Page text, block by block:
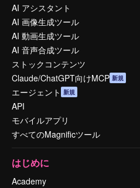
AI アシスタント
AI 画像生成ツール
AI 動画生成ツール
AI 音声合成ツール
ストックコンテンツ
Claude/ChatGPT向けMCP 新規
エージェント 新規
API
モバイルアプリ
すべてのMagnificツール
はじめに
Academy